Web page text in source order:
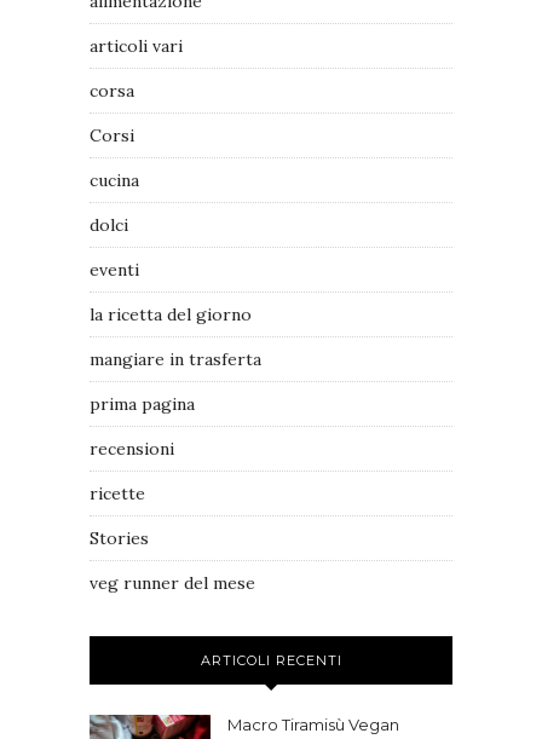
articoli vari
corsa
Corsi
cucina
dolci
eventi
la ricetta del giorno
mangiare in trasferta
prima pagina
recensioni
ricette
Stories
veg runner del mese
ARTICOLI RECENTI
Macro Tiramisù Vegan